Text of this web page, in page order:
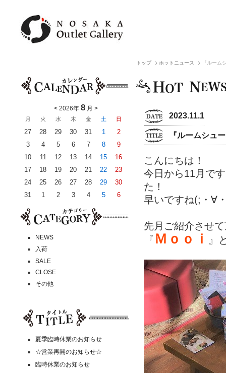
トップ ホットニュース 『ルーム
2023.11.1
『ルームシュ
こんにちは！
今日から11月で
た！
早いですね(;・∀
先月ご紹介させ
『 Ｍｏｏｉ 』
<2026年 8月 >
月 火 水 木 金 土 日
27 28 29 30 31 1
2
3
4 5 6 7 8
9
10
11 12 13 14 15
16
17
18 19 20 21 22
23
24
25 26 27 28 29
30
31
1 2 3 4 5 6
NEWS
入荷
SALE
CLOSE
その他
夏季臨時休業のお知らせ
☆営業再開のお知らせ☆
臨時休業のお知らせ